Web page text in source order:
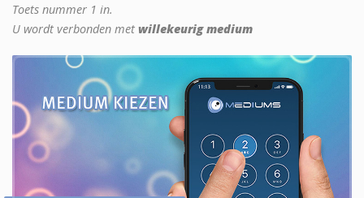
Toets nummer 1 in.
U wordt verbonden met willekeurig medium